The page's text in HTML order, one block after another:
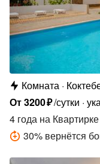
Комната
От3200₽/сутки
4 года на Квартирке
30% вернётся